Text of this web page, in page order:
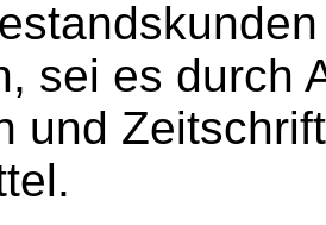
sei es durch
und